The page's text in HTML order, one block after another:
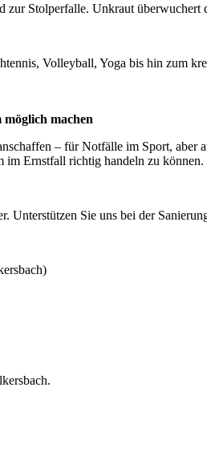
Stolperfalle. Unkraut
Volleyball, Yoga bis hin zum
machen
– für Notfälle im Sport,
im Ernstfall richtig handeln zu können.
Unterstützen Sie uns bei der